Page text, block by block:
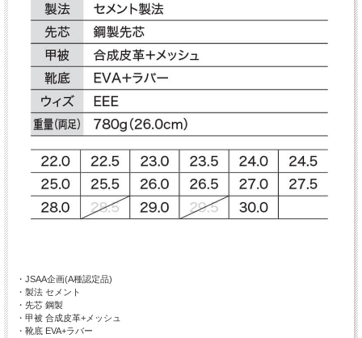
・JSAA企画(A種認定品)
・製法 セメント
・先芯 鋼製
・甲被 合成皮革+メッシュ
・靴底 EVA+ラバー